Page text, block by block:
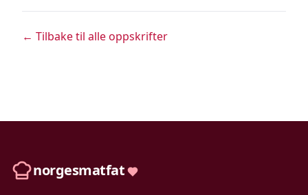
← Tilbake til alle oppskrifter
norgesmatfat